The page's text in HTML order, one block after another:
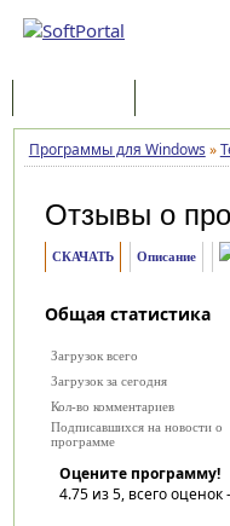
Программы для Windows »
Отзывы о
СКАЧАТЬ Описание
Общая статистика
Загрузок всего
Загрузок за сегодня
Кол-во комментариев
Подписавшихся на новости о
программе
Оцените программу!
4.75из 5, всего оценок -